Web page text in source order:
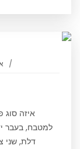
איזה סוג
למטבח, בעבר
דלת, שני